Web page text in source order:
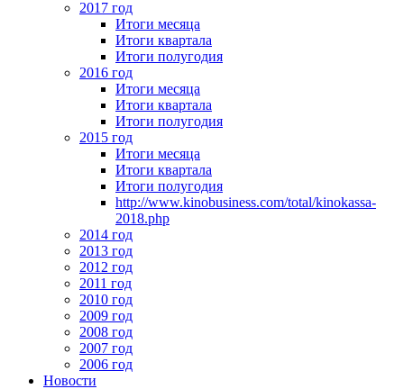
2017 год
Итоги месяца
Итоги квартала
Итоги полугодия
2016 год
Итоги месяца
Итоги квартала
Итоги полугодия
2015 год
Итоги месяца
Итоги квартала
Итоги полугодия
http://www.kinobusiness.com/total/kinokassa-
2018.php
2014 год
2013 год
2012 год
2011 год
2010 год
2009 год
2008 год
2007 год
2006 год
Новости